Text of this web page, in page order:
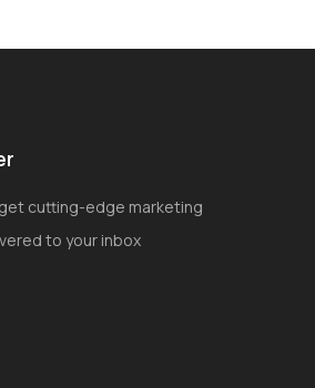
cutting-edge marketing
to your inbox